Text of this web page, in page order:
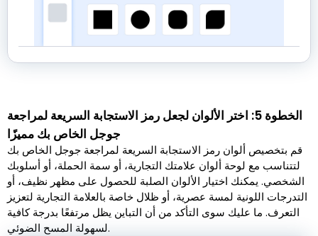
الخطوة 5: اختر الألوان لجعل رمز الاستجابة السريعة لمراجعة
جوجل الخاص بك مميزًا
قم بتخصيص ألوان رمز الاستجابة السريعة لمراجعة جوجل الخاص بك
لتتناسب مع لوحة ألوان علامتك التجارية، أو سمة الحملة، أو أسلوبك
الشخصي. يمكنك اختيار الألوان الصلبة للحصول على مظهر نظيف، أو
التدرجات اللونية لمسة عصرية، أو ظلال خاصة بالعلامة التجارية لتعزيز
التعرف. ما عليك سوى التأكد من أن التباين يظل مرتفعًا بدرجة كافية
لسهولة المسح الضوئي.